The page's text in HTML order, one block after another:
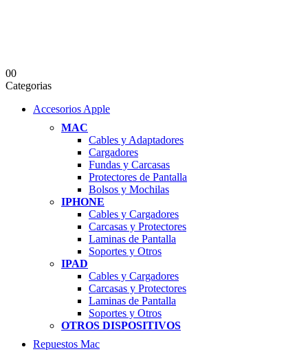
00
Categorias
Accesorios Apple
MAC
Cables y Adaptadores
Cargadores
Fundas y Carcasas
Protectores de Pantalla
Bolsos y Mochilas
IPHONE
Cables y Cargadores
Carcasas y Protectores
Laminas de Pantalla
Soportes y Otros
IPAD
Cables y Cargadores
Carcasas y Protectores
Laminas de Pantalla
Soportes y Otros
OTROS DISPOSITIVOS
Repuestos Mac